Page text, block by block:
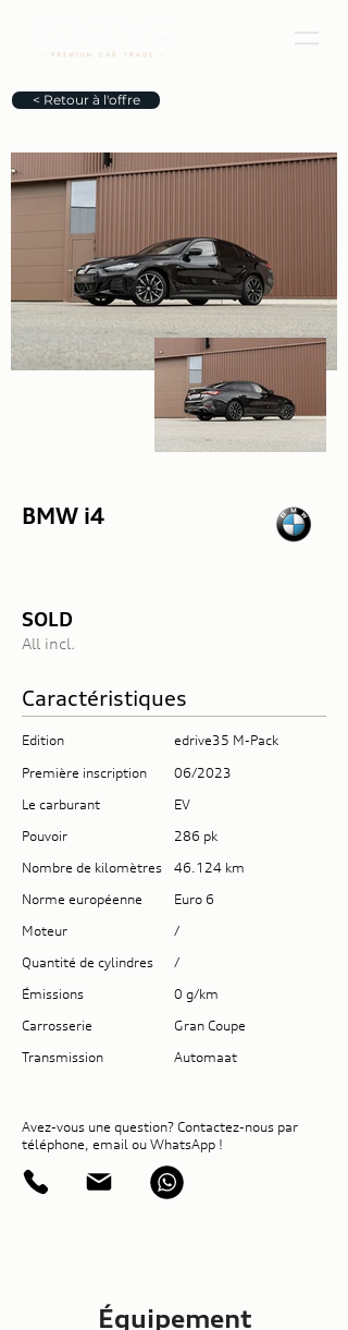
< Retour à l'offre
BMW i4
SOLD
All incl.
Caractéristiques
Edition
edrive35 M-Pack
Première inscription
06/2023
Le carburant
EV
Pouvoir
286 pk
Nombre de kilomètres
46.124 km
Norme européenne
Euro 6
Moteur
/
Quantité de cylindres
/
Émissions
0 g/km
Carrosserie
Gran Coupe
Transmission
Automaat
Avez-vous une question? Contactez-nous par
téléphone, email ou WhatsApp !
Équipement